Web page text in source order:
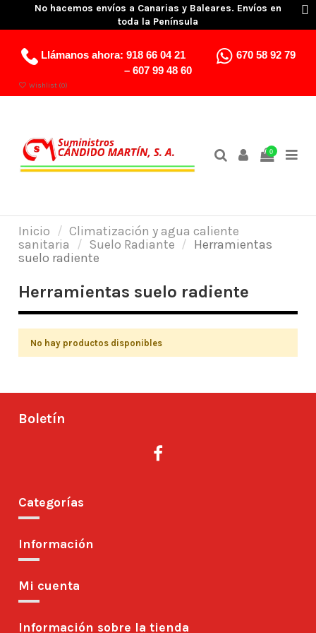
No hacemos envíos a Canarias y Baleares. Envíos en
toda la Península
Llámanos ahora: 918 66 04 21
670 58 92 79
– 607 99 48 60
Wishlist (0)
0
Inicio
Climatización y agua caliente
sanitaria
Suelo Radiante
Herramientas
suelo radiente
Herramientas suelo radiente
No hay productos disponibles
Boletín
Categorías
Información
Mi cuenta
Información sobre la tienda